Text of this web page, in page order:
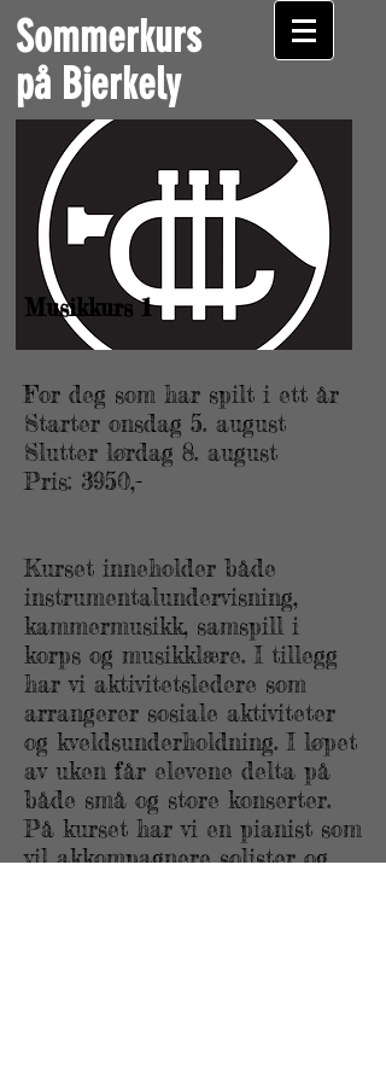
Sommerkurs
på Bjerkely
Musikkurs 1
For deg som har spilt i ett år
Starter onsdag 5. august
Slutter lørdag 8. august
Pris: 3950,-
Kurset inneholder både
instrumentalundervisning,
kammermusikk, samspill i
korps og musikklære. I tillegg
har vi aktivitetsledere som
arrangerer sosiale aktiviteter
og kveldsunderholdning. I løpet
av uken får elevene delta på
både små og store konserter.
På kurset har vi en pianist som
vil akkompagnere solister og